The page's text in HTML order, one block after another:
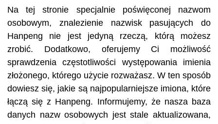
Na tej stronie specjalnie poświęconej nazwom
osobowym, znalezienie nazwisk pasujących do
Hanpeng nie jest jedyną rzeczą, którą możesz
zrobić. Dodatkowo, oferujemy Ci możliwość
sprawdzenia częstotliwości występowania imienia
złożonego, którego użycie rozważasz. W ten sposób
dowiesz się, jakie są najpopularniejsze imiona, które
łączą się z Hanpeng. Informujemy, że nasza baza
danych nazw osobowych jest stale aktualizowana,